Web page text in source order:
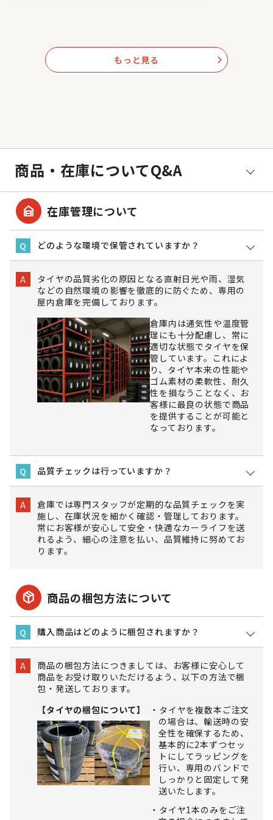
もっと見る arrow_forward_ios
商品・在庫についてQ&A
garage_home 在庫管理について
Q どのような環境で保管されていますか？
A
タイヤの品質劣化の原因となる直射日光や雨、湿気
などの自然環境の影響を徹底的に防ぐため、専用の
屋内倉庫を完備しております。
倉庫内は通気性や温度管
理にも十分配慮し、常に
適切な状態でタイヤを保
管しています。これによ
り、タイヤ本来の性能や
ゴム素材の柔軟性、耐久
性を損なうことなく、お
客様に最良の状態で商品
を提供することが可能と
なっております。
Q 品質チェックは行っていますか？
A
倉庫では専門スタッフが定期的な品質チェックを実
施し、在庫状況を細かく確認・管理しております。
常にお客様が安心して安全・快適なカーライフを送
れるよう、細心の注意を払い、品質維持に努めてお
ります。
package_2 商品の梱包方法について
Q 購入商品はどのように梱包されますか？
A
商品の梱包方法につきましては、お客様に安心して
商品をお受け取りいただけるよう、以下の方法で梱
包・発送しております。
【タイヤの梱包について】
タイヤを複数本ご注文
の場合は、輸送時の安
全性を確保するため、
基本的に2本ずつセッ
トにしてラッピングを
行い、専用のバンドで
しっかりと固定して発
送いたします。
タイヤ1本のみをご注